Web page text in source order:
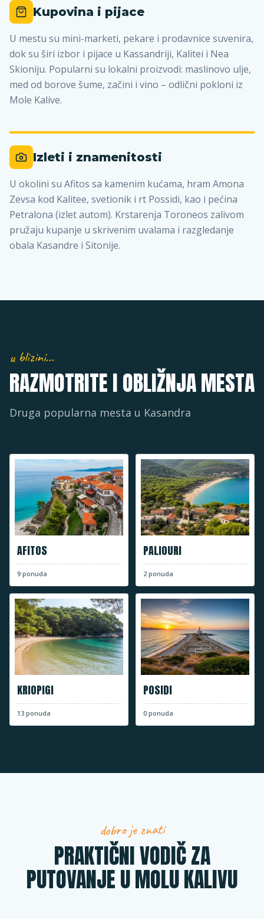
Kupovina i pijace
U mestu su mini-marketi, pekare i prodavnice suvenira,
dok su širi izbor i pijace u Kassandriji, Kalitei i Nea
Skioniju. Popularni su lokalni proizvodi: maslinovo ulje,
med od borove šume, začini i vino – odlični pokloni iz
Mole Kalive.
Izleti i znamenitosti
U okolini su Afitos sa kamenim kućama, hram Amona
Zevsa kod Kalitee, svetionik i rt Possidi, kao i pećina
Petralona (izlet autom). Krstarenja Toroneos zalivom
pružaju kupanje u skrivenim uvalama i razgledanje
obala Kasandre i Sitonije.
u blizini…
RAZMOTRITE I OBLIŽNJA MESTA
Druga popularna mesta u Kasandra
AFITOS
9 ponuda
PALIOURI
2 ponuda
KRIOPIGI
13 ponuda
POSIDI
0 ponuda
dobro je znati
PRAKTIČNI VODIČ ZA
PUTOVANJE U MOLU KALIVU